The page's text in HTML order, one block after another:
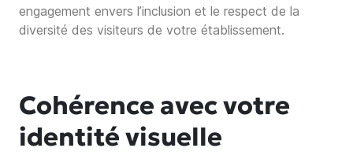
engagement envers l’inclusion et le respect de la
diversité des visiteurs de votre établissement.
Cohérence avec votre
identité visuelle